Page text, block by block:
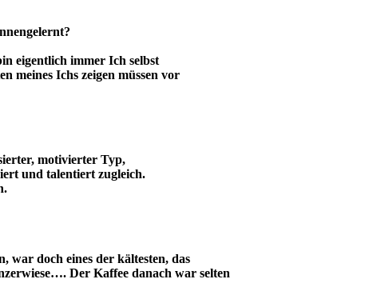
eigentlich immer Ich selbst
meines Ichs zeigen müssen vor
motivierter Typ,
und talentiert zugleich.
war doch eines der kältesten, das
Der Kaffee danach war selten